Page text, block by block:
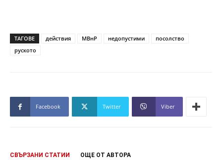
ТАГОВЕ действия МВнР недопустими
посолство
руското
Facebook Twitter Viber
СВЪРЗАНИ СТАТИИ ОЩЕ ОТ АВТОРА